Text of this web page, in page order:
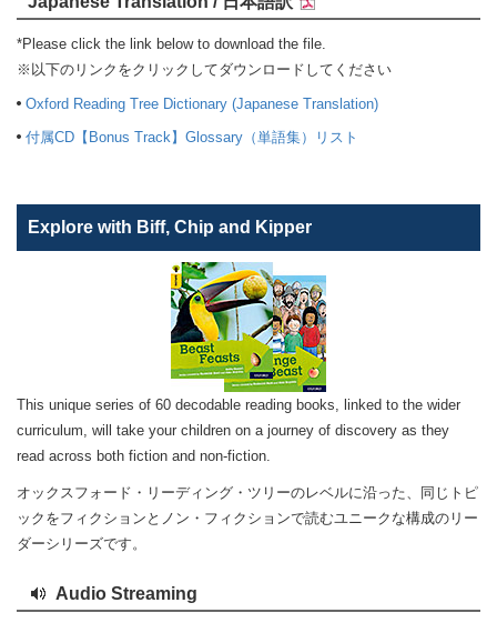
*Please click the link below to download the file.
※以下のリンクをクリックしてダウンロードしてください
Oxford Reading Tree Dictionary (Japanese Translation)
付属CD【Bonus Track】Glossary（単語集）リスト
Explore with Biff, Chip and Kipper
This unique series of 60 decodable reading books, linked to the wider
curriculum, will take your children on a journey of discovery as they
read across both fiction and non-fiction.
オックスフォード・リーディング・ツリーのレベルに沿った、同じトピ
ックをフィクションとノン・フィクションで読むユニークな構成のリー
ダーシリーズです。
Audio Streaming